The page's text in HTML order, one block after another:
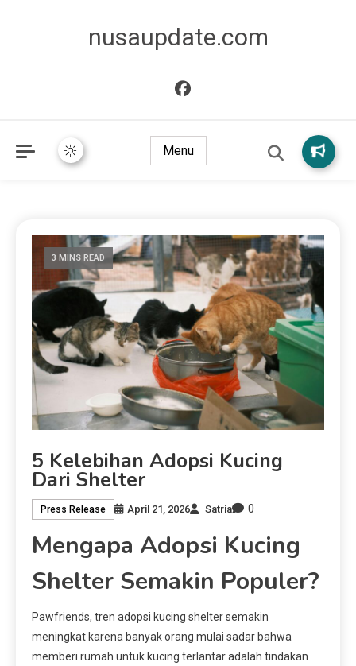
nusaupdate.com
Menu
3 MINS READ
5 Kelebihan Adopsi Kucing
Dari Shelter
Press Release April 21, 2026 Satria 0
Mengapa Adopsi Kucing
Shelter Semakin Populer?
Pawfriends, tren adopsi kucing shelter semakin
meningkat karena banyak orang mulai sadar bahwa
memberi rumah untuk kucing terlantar adalah tindakan